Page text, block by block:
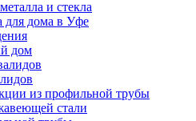
и стекла
для дома в Уфе
дом
из профильной трубы
стали